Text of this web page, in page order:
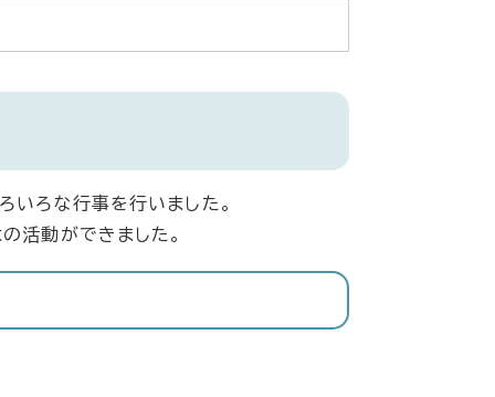
いろな行事を行いました。
活動ができました。